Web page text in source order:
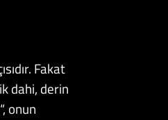
Fakat
dahi, derin
“, onun